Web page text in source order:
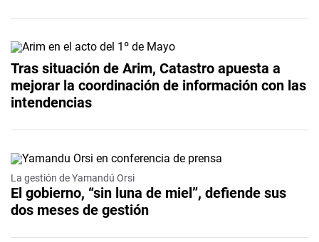
Tras situación de Arim, Catastro apuesta a
mejorar la coordinación de información con las
intendencias
La gestión de Yamandú Orsi
El gobierno, “sin luna de miel”, defiende sus
dos meses de gestión